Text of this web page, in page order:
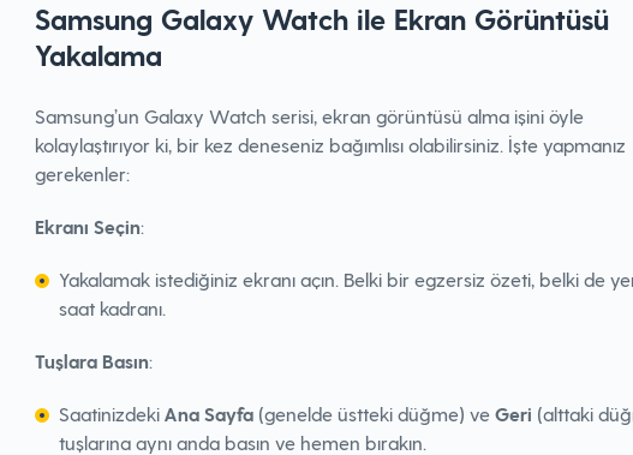
Samsung Galaxy Watch ile Ekran Görüntüsü
Yakalama
Samsung’un Galaxy Watch serisi, ekran görüntüsü alma işini öyle
kolaylaştırıyor ki, bir kez deneseniz bağımlısı olabilirsiniz. İşte yapmanız
gerekenler:
Ekranı Seçin:
Yakalamak istediğiniz ekranı açın. Belki bir egzersiz özeti, belki de
saat kadranı.
Tuşlara Basın:
Saatinizdeki Ana Sayfa (genelde üstteki düğme) ve Geri (alttaki
tuşlarına aynı anda basın ve hemen bırakın.